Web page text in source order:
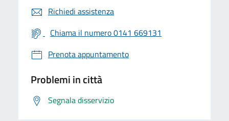
Richiedi assistenza
Chiama il numero 0141 669131
Prenota appuntamento
Problemi in città
Segnala disservizio